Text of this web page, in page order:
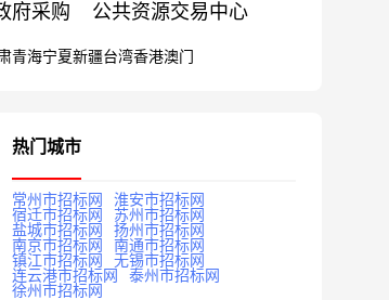
府采购 公共资源交易中心
青海宁夏新疆台湾香港澳门
热门城市
常州市招标网
淮安市招标网
宿迁市招标网
苏州市招标网
盐城市招标网
扬州市招标网
南京市招标网
南通市招标网
镇江市招标网
无锡市招标网
连云港市招标网
泰州市招标网
徐州市招标网